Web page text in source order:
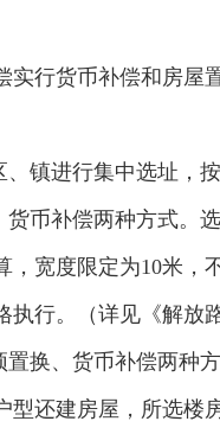
行货币补偿和房屋
镇进行集中选址，
币补偿两种方式。
，宽度限定为10米
行。（详见《解放
换、货币补偿两种
还建房屋，所选楼